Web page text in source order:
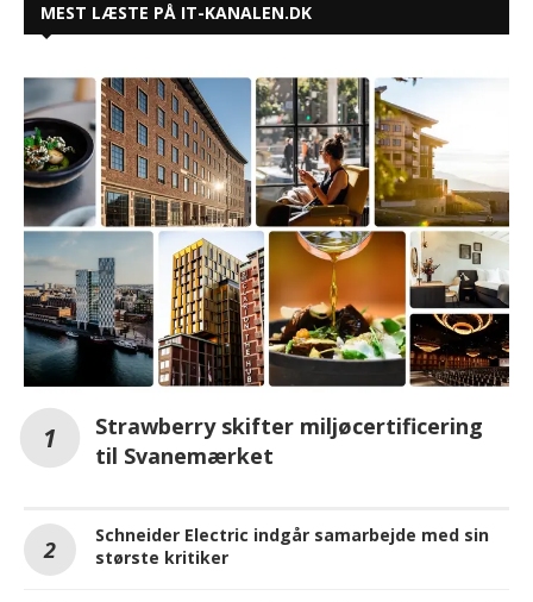
MEST LÆSTE PÅ IT-KANALEN.DK
Strawberry skifter miljøcertificering
til Svanemærket
Schneider Electric indgår samarbejde med sin
største kritiker